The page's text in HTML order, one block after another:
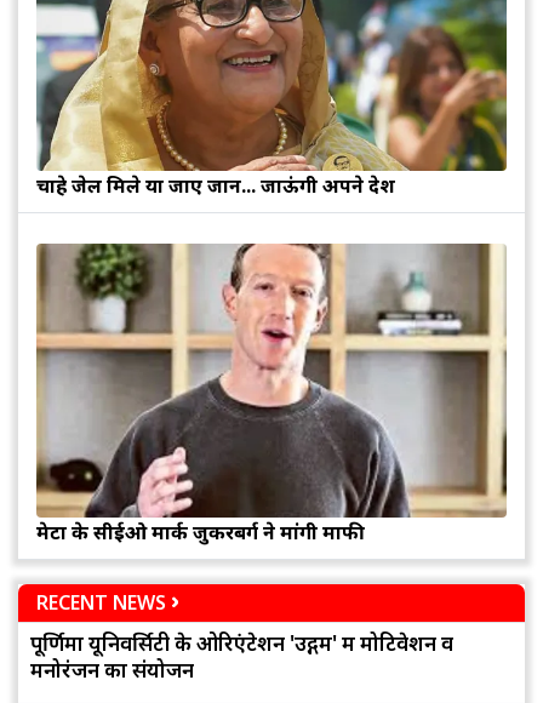
चाहे जेल मिले या जाए जान... जाऊंगी अपने देश
मेटा के सीईओ मार्क जुकरबर्ग ने मांगी माफी
RECENT NEWS
पूर्णिमा यूनिवर्सिटी के ओरिएंटेशन 'उद्गम' में मोटिवेशन व
मनोरंजन का संयोजन